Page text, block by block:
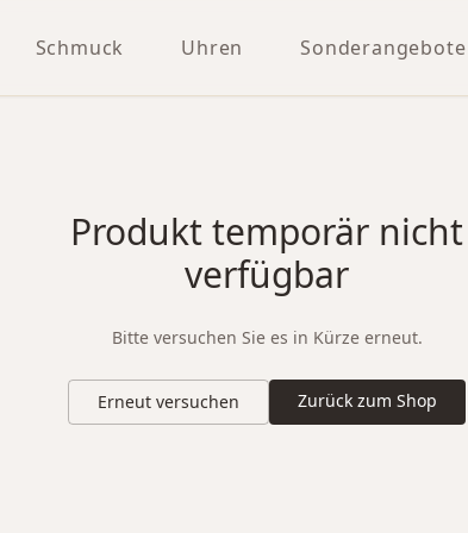
Schmuck Uhren Sonderangebote
Produkt temporär nicht
verfügbar
Bitte versuchen Sie es in Kürze erneut.
Erneut versuchen Zurück zum Shop